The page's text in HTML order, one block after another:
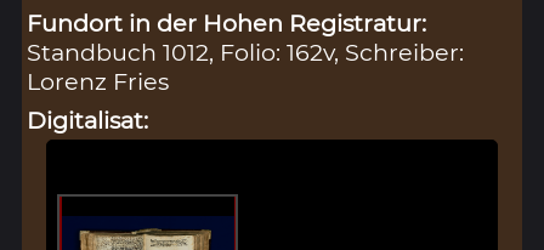
Fundort in der Hohen Registratur:
Standbuch 1012, Folio: 162v, Schreiber:
Lorenz Fries
Digitalisat: